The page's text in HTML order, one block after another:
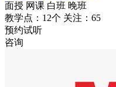
面授 网课 白班 晚班
教学点：12个 关注：65
预约试听
咨询